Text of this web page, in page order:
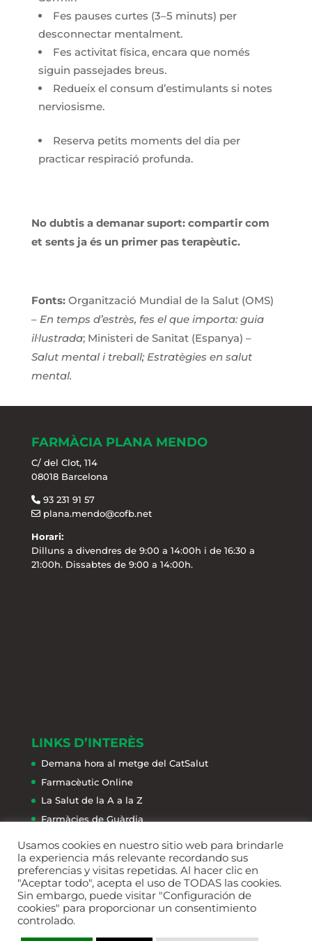
Fes pauses curtes (3–5 minuts) per
desconnectar mentalment.
Fes activitat física, encara que només
siguin passejades breus.
Redueix el consum d’estimulants si notes
nerviosisme.
Reserva petits moments del dia per
practicar respiració profunda.
No dubtis a demanar suport: compartir com
et sents ja és un primer pas terapèutic.
Fonts:Organització Mundial de la Salut (OMS)
– En temps d’estrès, fes el que importa: guia
il·lustrada; Ministeri de Sanitat (Espanya) –
Salut mental i treball; Estratègies en salut
mental.
FARMÀCIA PLANA MENDO
C/ del Clot, 114
08018 Barcelona
93 231 91 57
plana.mendo@cofb.net
Horari:
Dilluns a divendres de 9:00 a 14:00h i de 16:30 a
21:00h. Dissabtes de 9:00 a 14:00h.
LINKS D’INTERÈS
Demana hora al metge del CatSalut
Farmacèutic Online
La Salut de la A a la Z
Farmàcies de Guàrdia
Política de privacitat Política de Cookies
Usamos cookies en nuestro sitio web para brindarle
la experiencia más relevante recordando sus
preferencias y visitas repetidas. Al hacer clic en
"Aceptar todo", acepta el uso de TODAS las cookies.
Sin embargo, puede visitar "Configuración de
cookies" para proporcionar un consentimiento
controlado.